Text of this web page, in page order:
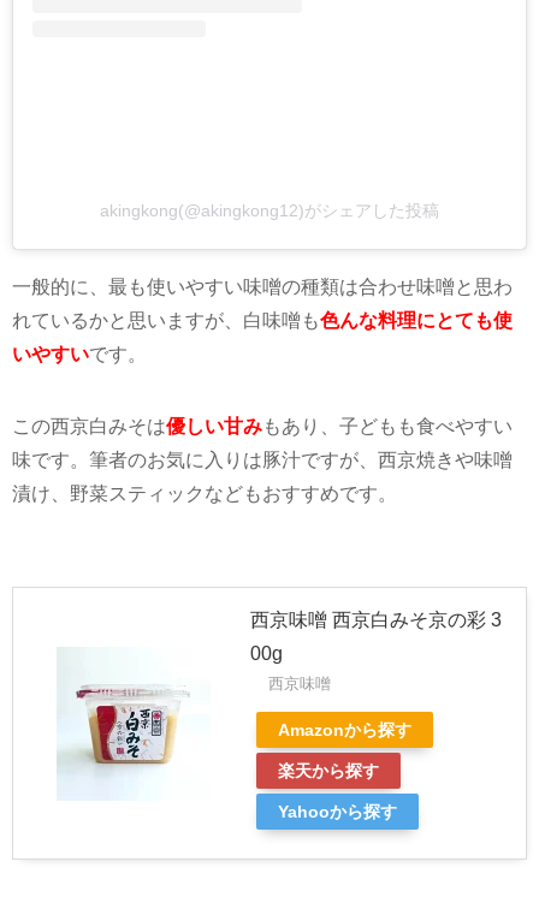
akingkong(@akingkong12)がシェアした投稿
一般的に、最も使いやすい味噌の種類は合わせ味噌と思わ
れているかと思いますが、白味噌も色んな料理にとても使
いやすいです。
この西京白みそは優しい甘みもあり、子どもも食べやすい
味です。筆者のお気に入りは豚汁ですが、西京焼きや味噌
漬け、野菜スティックなどもおすすめです。
西京味噌 西京白みそ京の彩 3
00g
西京味噌
Amazonから探す
楽天から探す
Yahooから探す